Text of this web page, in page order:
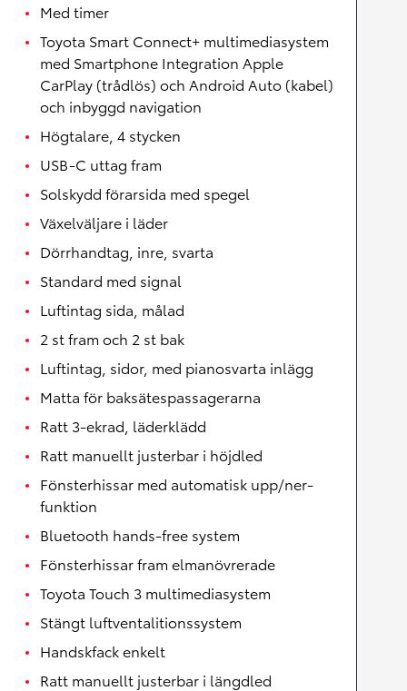
Med timer
Toyota Smart Connect+ multimediasystem
med Smartphone Integration Apple
CarPlay (trådlös) och Android Auto (kabel)
och inbyggd navigation
Högtalare, 4 stycken
USB-C uttag fram
Solskydd förarsida med spegel
Växelväljare i läder
Dörrhandtag, inre, svarta
Standard med signal
Luftintag sida, målad
2 st fram och 2 st bak
Luftintag, sidor, med pianosvarta inlägg
Matta för baksätespassagerarna
Ratt 3-ekrad, läderklädd
Ratt manuellt justerbar i höjdled
Fönsterhissar med automatisk upp/ner-
funktion
Bluetooth hands-free system
Fönsterhissar fram elmanövrerade
Toyota Touch 3 multimediasystem
Stängt luftventalitionssystem
Handskfack enkelt
Ratt manuellt justerbar i längdled